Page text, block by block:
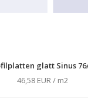
glatt Sinus
46,58 EUR / m2